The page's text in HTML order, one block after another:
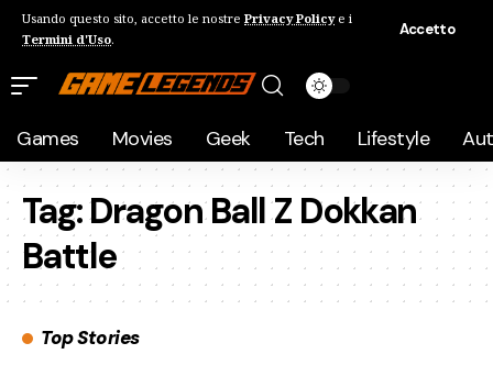
Usando questo sito, accetto le nostre Privacy Policye i
Termini d'Uso.
Accetto
Games Movies Geek Tech Lifestyle
Tag:Dragon Ball Z Dokkan
Battle
Top Stories